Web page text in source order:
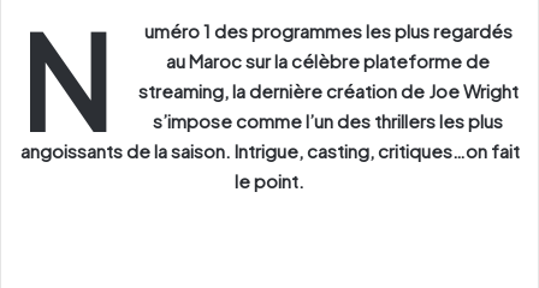
N
uméro 1 des programmes les plus regardés
au Maroc sur la célèbre plateforme de
streaming, la dernière création de Joe Wright
s’impose comme l’un des thrillers les plus
angoissants de la saison. Intrigue, casting, critiques…on fait
le point.